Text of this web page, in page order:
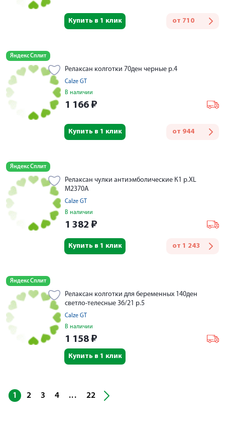
от 710
Купить в 1 клик
Яндекс Сплит
Релаксан колготки 70ден черные р.4
Calze GT
В наличии
1 166 ₽
от 944
Купить в 1 клик
Яндекс Сплит
Релаксан чулки антиэмболические К1 р.XL
M2370A
Calze GT
В наличии
1 382 ₽
от 1 243
Купить в 1 клик
Яндекс Сплит
Релаксан колготки для беременных 140ден
светло-телесные 36/21 р.5
Calze GT
В наличии
1 158 ₽
Купить в 1 клик
1 2 3 4 ... 22